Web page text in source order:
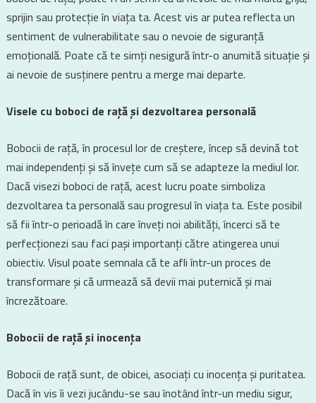
sprijin sau protecție în viața ta. Acest vis ar putea reflecta un
sentiment de vulnerabilitate sau o nevoie de siguranță
emoțională. Poate că te simți nesigură într-o anumită situație și
ai nevoie de susținere pentru a merge mai departe.
Visele cu boboci de rață și dezvoltarea personală
Bobocii de rață, în procesul lor de creștere, încep să devină tot
mai independenți și să învețe cum să se adapteze la mediul lor.
Dacă visezi boboci de rață, acest lucru poate simboliza
dezvoltarea ta personală sau progresul în viața ta. Este posibil
să fii într-o perioadă în care înveți noi abilități, încerci să te
perfecționezi sau faci pași importanți către atingerea unui
obiectiv. Visul poate semnala că te afli într-un proces de
transformare și că urmează să devii mai puternică și mai
încrezătoare.
Bobocii de rață și inocența
Bobocii de rață sunt, de obicei, asociați cu inocența și puritatea.
Dacă în vis îi vezi jucându-se sau înotând într-un mediu sigur,